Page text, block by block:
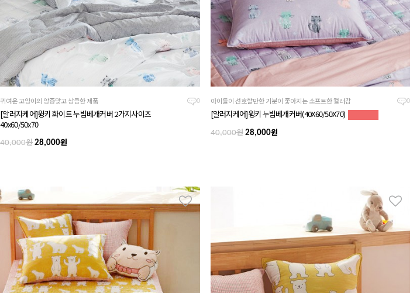
0
귀여운 고양이의 앙증맞고 상큼한 제품
[알러지케어]윙키 화이트 누빔베개커버 2가지사이즈
40x60/50x70
40,000원 28,000원
0
아이들이 선호할만한 기분이 좋아지는 소프트한 컬러감
[알러지케어]윙키 누빔베개커버(40X60/50X70)
40,000원28,000원